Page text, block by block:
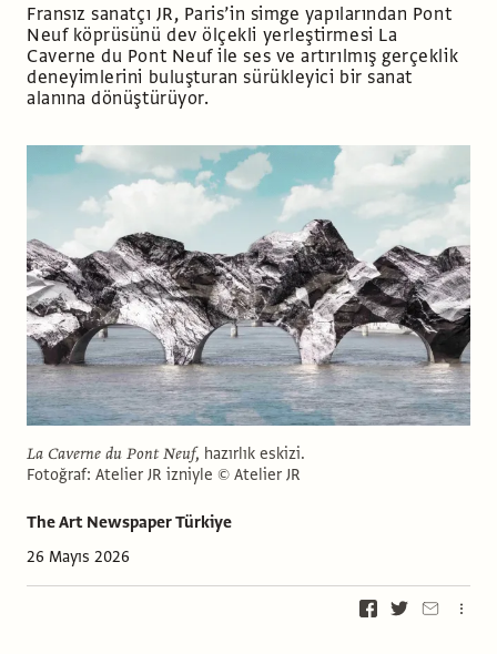
Fransız sanatçı JR, Paris’in simge yapılarından Pont
Neuf köprüsünü dev ölçekli yerleştirmesi La
Caverne du Pont Neuf ile ses ve artırılmış gerçeklik
deneyimlerini buluşturan sürükleyici bir sanat
alanına dönüştürüyor.
The Art Newspaper Türkiye
26 Mayıs 2026
La Caverne du Pont Neuf, hazırlık eskizi.
Fotoğraf: Atelier JR izniyle © Atelier JR